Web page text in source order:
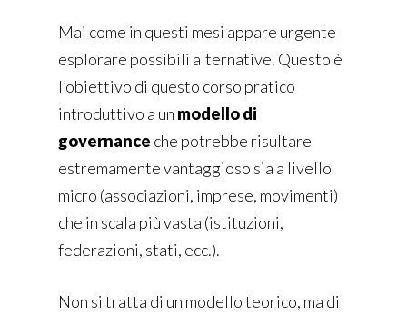
Mai come in questi mesi appare urgente
esplorare possibili alternative. Questo è
l’obiettivo di questo corso pratico
introduttivo a un modello di
governance che potrebbe risultare
estremamente vantaggioso sia a livello
micro (associazioni, imprese, movimenti)
che in scala più vasta (istituzioni,
federazioni, stati, ecc.).
Non si tratta di un modello teorico, ma di